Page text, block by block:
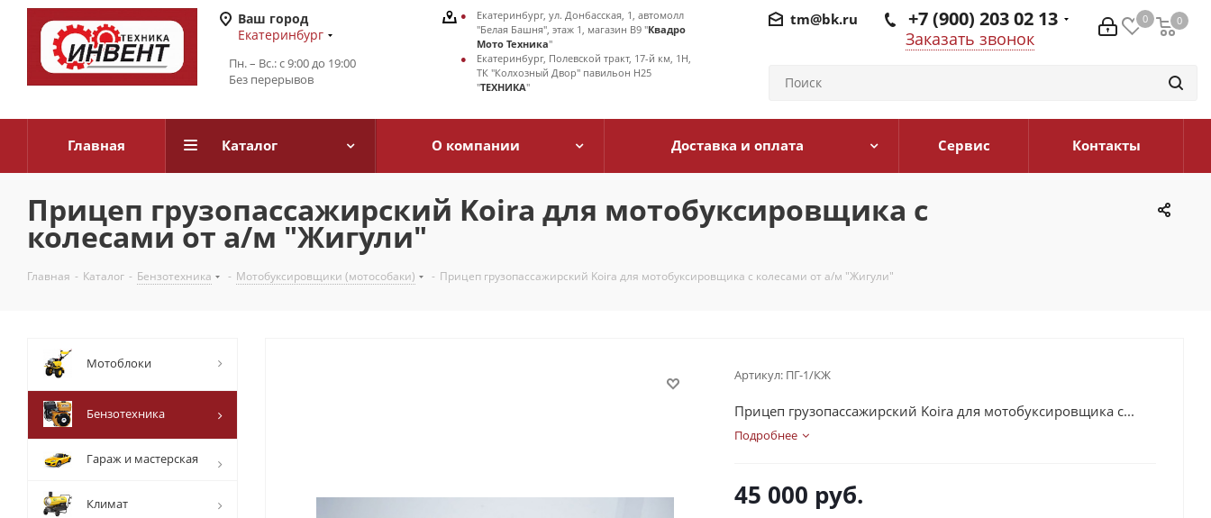
Ваш город
Екатеринбург
Пн. – Вс.: с 9:00 до 19:00
Без перерывов
0 0
0
+7 (900) 203 02 13
Заказать звонок
tm@bk.ru
Екатеринбург, ул. Донбасская, 1, автомолл
"Белая Башня", этаж 1, магазин В9 "Квадро
Мото Техника"
Екатеринбург, Полевской тракт, 17-й км, 1Н,
ТК "Колхозный Двор" павильон Н25
"ТЕХНИКА"
Главная Каталог О компании Доставка и оплата Сервис Контакты
Прицеп грузопассажирский Koira для мотобуксировщика с
колесами от а/м "Жигули"
Главная - Каталог - Бензотехника - Мотобуксировщики (мотособаки) - Прицеп грузопассажирский Koira для мотобуксировщика с колесами от а/м "Жигули"
Артикул: ПГ-1/КЖ
Прицеп грузопассажирский Koira для мотобуксировщика с...
Подробнее
45 000 руб.
Мотоблоки
Бензотехника
Гараж и мастерская
Климат